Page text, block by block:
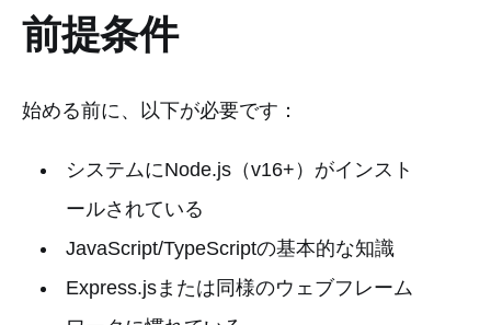
前提条件
始める前に、以下が必要です：
システムにNode.js（v16+）がインスト
ールされている
JavaScript/TypeScriptの基本的な知識
Express.jsまたは同様のウェブフレーム